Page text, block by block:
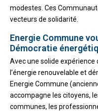
modestes. Ces
vecteurs de solidarité.
Energie Commune
Démocratie
Avec une solide expérience
l’énergie renouvelable et
Energie Commune
accompagne les citoyens,
communes, les